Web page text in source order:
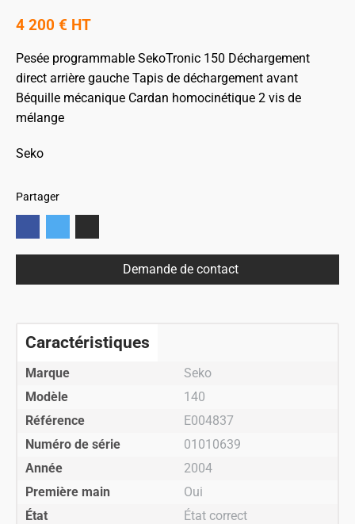
4 200 € HT
Seko
Pesée programmable SekoTronic 150 Déchargement
direct arrière gauche Tapis de déchargement avant
Béquille mécanique Cardan homocinétique 2 vis de
mélange
Caractéristiques
Marque
Seko
Modèle
140
Référence
E004837
Numéro de série
01010639
Année
2004
Première main
Oui
État
État correct
Partager
Demande de contact